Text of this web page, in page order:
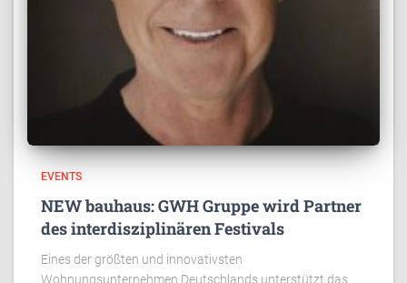
EVENTS
NEW bauhaus: GWH Gruppe wird Partner
des interdisziplinären Festivals
Eines der größten und innovativsten
Wohnungsunternehmen Deutschlands unterstützt das